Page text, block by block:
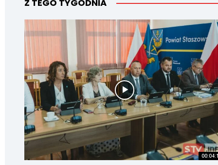
Z TEGO TYGODNIA